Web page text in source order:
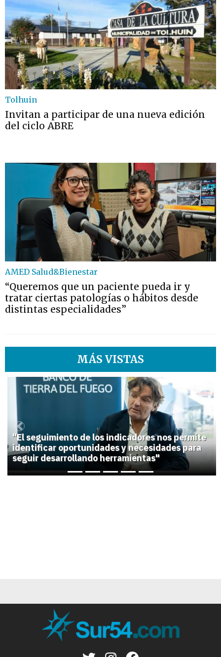
Tolhuin
Invitan a participar de una nueva edición
del ciclo ABRE
AMED Salud&Bienestar
“Queremos que un paciente pueda ir y
tratar ciertas patologías o hábitos desde
distintas especialidades”
MÁS VISTAS
1
"El seguimiento de los indicadores nos permite
identificar oportunidades y necesidades para
seguir desarrollando herramientas"
Previous Next